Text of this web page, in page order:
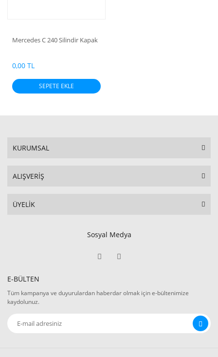
Mercedes C 240 Silindir Kapak
0,00 TL
SEPETE EKLE
KURUMSAL
ALIŞVERİŞ
ÜYELİK
Sosyal Medya
E-BÜLTEN
Tüm kampanya ve duyurulardan haberdar olmak için e-bültenimize
kaydolunuz.